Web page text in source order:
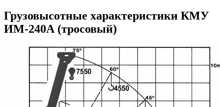
Грузовысотные характеристики КМУ
ИМ-240А (тросовый)